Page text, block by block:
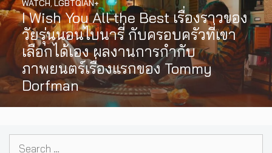
I Wish You All the Best เรื่องราวของ
วัยรุ่นนอนไบนารี่ กับครอบครัวที่เขา
เลือกได้เอง ผลงานการกำกับ
ภาพยนตร์เรื่องแรกของ Tommy
Dorfman
WATCH LGBTQIAN+
Search